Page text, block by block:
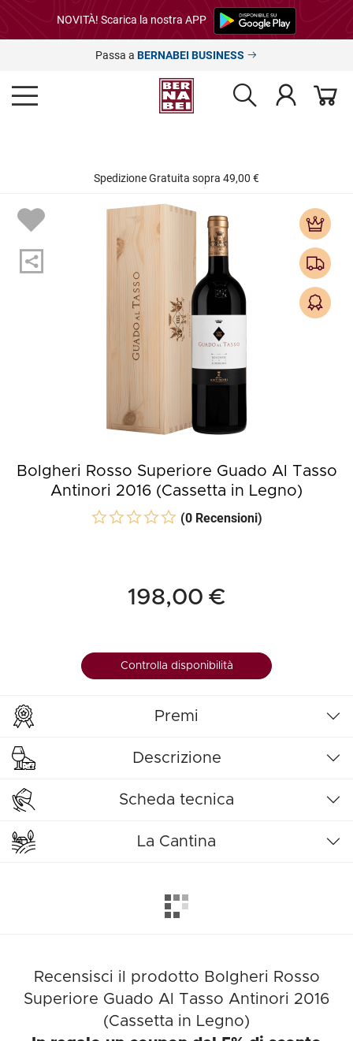
NOVITÀ! Scarica la nostra APP
Passa a BERNABEI BUSINESS
Spedizione Gratuita sopra 49,00 €
Bolgheri Rosso Superiore Guado Al Tasso
Antinori 2016 (Cassetta in Legno)
(0 Recensioni)
198,00 €
Controlla disponibilità
Premi
Descrizione
Scheda tecnica
La Cantina
Recensisci il prodotto Bolgheri Rosso
Superiore Guado Al Tasso Antinori 2016
(Cassetta in Legno)